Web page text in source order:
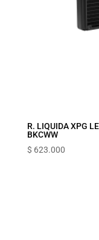
R. LIQUIDA XPG
BKCWW
$ 623.000